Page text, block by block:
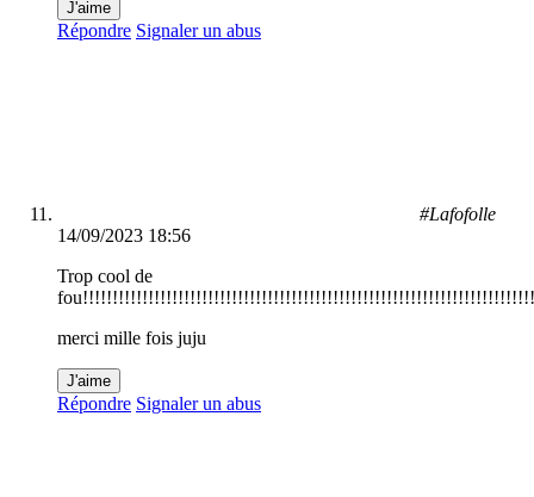
J'aime
Répondre Signaler un abus
#Lafofolle
14/09/2023 18:56
Trop cool de
merci mille fois juju
J'aime
Répondre Signaler un abus